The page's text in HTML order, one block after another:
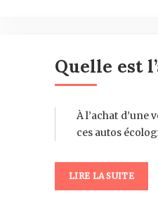
Quelle est
À l’achat
ces autos
LIRE LA SUITE